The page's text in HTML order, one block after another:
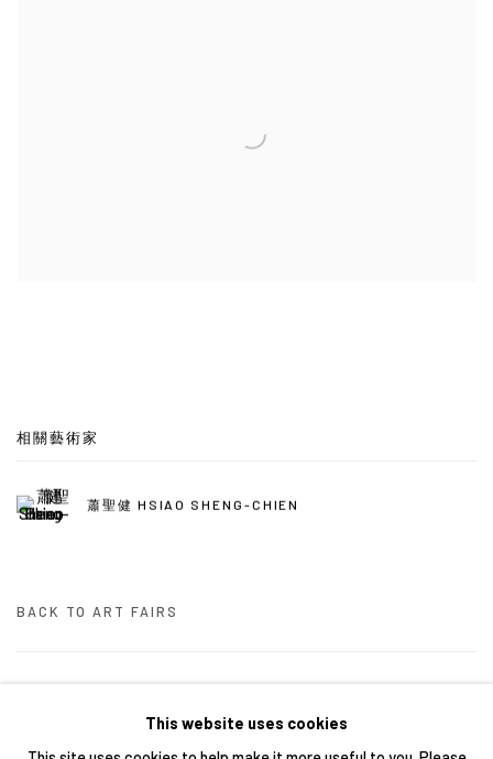
相關藝術家
蕭聖健 HSIAO SHENG-CHIEN
BACK TO ART FAIRS
This website uses cookies